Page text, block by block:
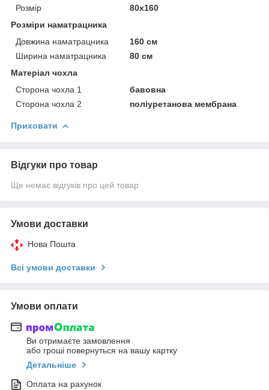
Розмір
80x160
Розміри наматрацника
Довжина наматрацника
160 см
Ширина наматрацника
80 см
Матеріал чохла
Сторона чохла 1
бавовна
Сторона чохла 2
поліуретанова мембрана
Приховати
Відгуки про товар
Ще немає відгуків про цей товар
Умови доставки
Нова Пошта
Всі умови доставки
Умови оплати
Ви отримаєте замовлення
або гроші повернуться на вашу картку
Детальніше
Оплата на рахунок